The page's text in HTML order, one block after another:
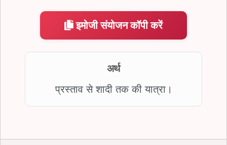
इमोजी संयोजन कॉपी करें
अर्थ
प्रस्ताव से शादी तक की यात्रा।